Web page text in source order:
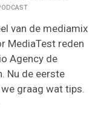
van de mediamix
MediaTest reden
Agency de
Nu de eerste
graag wat tips.